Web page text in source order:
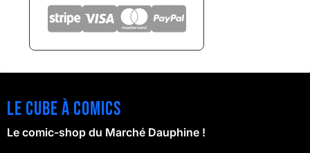
Le cube à comics
Le comic-shop du Marché Dauphine !